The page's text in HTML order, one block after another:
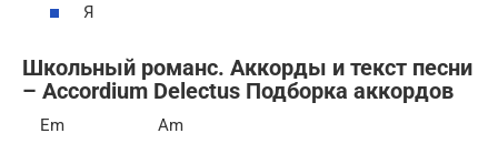
Я
Школьный романс. Аккорды и текст песни
– Accordium Delectus Подборка аккордов
Em Am